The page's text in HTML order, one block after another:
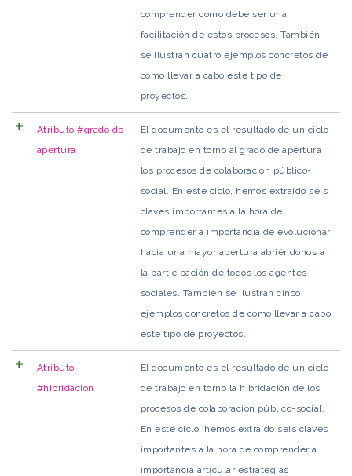
comprender cómo debe ser una
facilitación de estos procesos. También
se ilustran cuatro ejemplos concretos de
cómo llevar a cabo este tipo de
proyectos.
Atributo #grado de
apertura
El documento es el resultado de un ciclo
de trabajo en torno al grado de apertura
los procesos de colaboración público-
social. En este ciclo, hemos extraído seis
claves importantes a la hora de
comprender a importancia de evolucionar
hacia una mayor apertura abriéndonos a
la participación de todos los agentes
sociales. También se ilustran cinco
ejemplos concretos de cómo llevar a cabo
este tipo de proyectos.
Atributo
#hibridación
El documento es el resultado de un ciclo
de trabajo en torno la hibridación de los
procesos de colaboración público-social.
En este ciclo, hemos extraído seis claves
importantes a la hora de comprender a
importancia articular estrategias